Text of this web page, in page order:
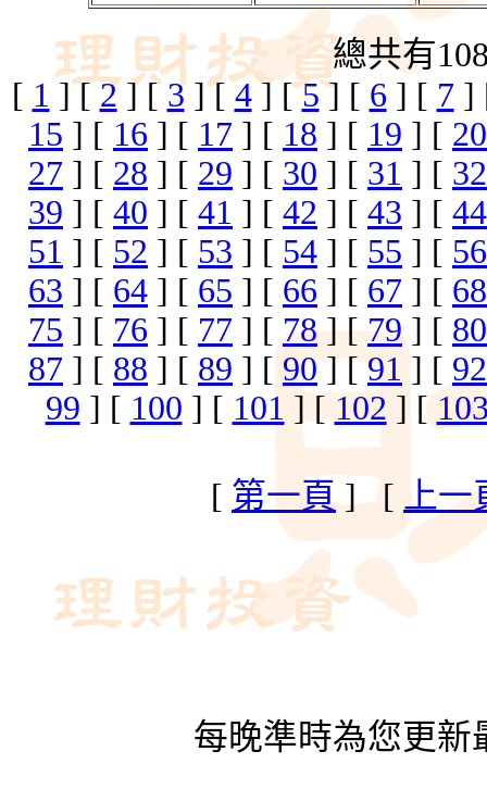
總共有
[ 1 ] [ 2] [3] [ 4] [5] [ 6 ] [ 7 ]
15 ] [ 16 ] [ 17 ] [ 18 ] [ 19 ] [ 20
27 ] [ 28 ] [ 29 ] [ 30 ] [ 31 ] [ 32
39 ] [ 40 ] [ 41 ] [ 42 ] [ 43 ] [ 44
51 ] [ 52 ] [ 53 ] [ 54 ] [ 55 ] [ 56
63 ] [ 64 ] [ 65 ] [ 66 ] [ 67 ] [ 68
75 ] [ 76 ] [ 77 ] [78] [79] [ 80
87 ] [ 88 ] [ 89 ] [ 90] [91 ] [ 92
99 ] [ 100 ] [ 101 ] [ 102 ] [
[ 第一頁] [ 上一
每晚準時為您更新